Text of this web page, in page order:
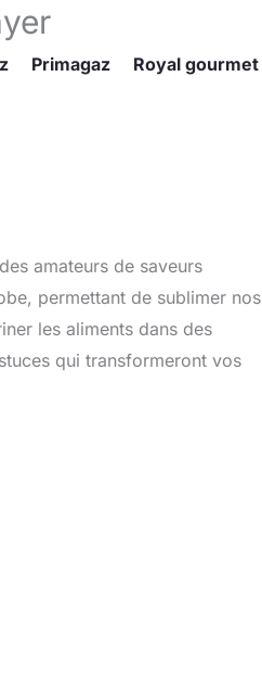
Primagaz
Royal gourmet
amateurs de saveurs
permettant de sublimer nos
les aliments dans des
qui transformeront vos